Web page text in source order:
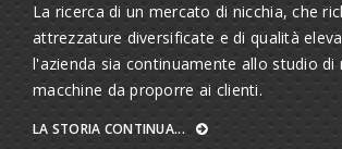
La ricerca di un mercato di nicchia, che
attrezzature diversificate e di qualità
l'azienda sia continuamente allo studio di
macchine da proporre ai clienti.
LA STORIA CONTINUA...